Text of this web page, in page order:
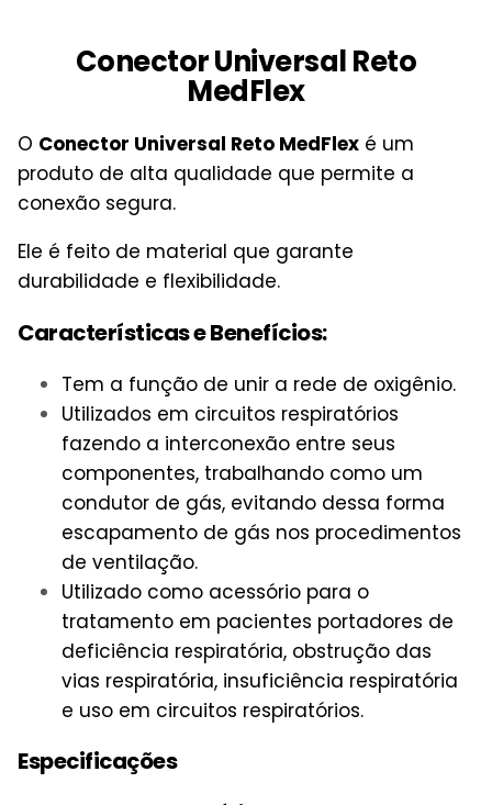
Conector Universal Reto
MedFlex
O Conector Universal Reto MedFlex é um
produto de alta qualidade que permite a
conexão segura.
Ele é feito de material que garante
durabilidade e flexibilidade.
Características e Benefícios:
Tem a função de unir a rede de oxigênio.
Utilizados em circuitos respiratórios
fazendo a interconexão entre seus
componentes, trabalhando como um
condutor de gás, evitando dessa forma
escapamento de gás nos procedimentos
de ventilação.
Utilizado como acessório para o
tratamento em pacientes portadores de
deficiência respiratória, obstrução das
vias respiratória, insuficiência respiratória
e uso em circuitos respiratórios.
Especificações